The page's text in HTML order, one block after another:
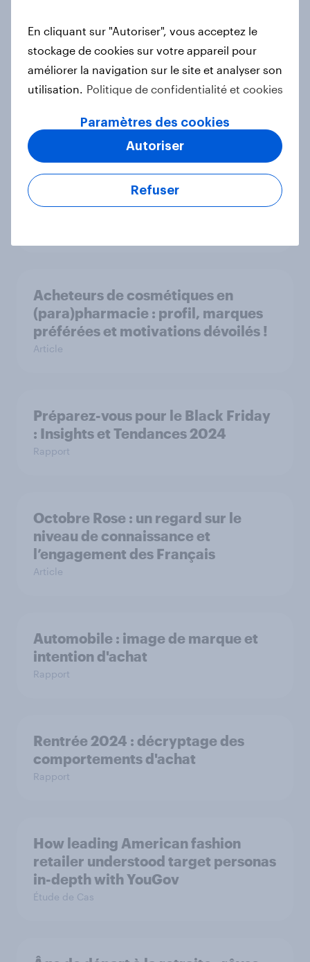
hypermarchés
Article
connaître
JO 2024 : l'heure du bilan
Acheteurs de cosmétiques en
(para)pharmacie : profil, marques
préférées et motivations dévoilés !
Article
Préparez-vous pour le Black Friday
: Insights et Tendances 2024
Rapport
Octobre Rose : un regard sur le
niveau de connaissance et
l’engagement des Français
Article
Automobile : image de marque et
intention d'achat
Rapport
Rentrée 2024 : décryptage des
comportements d'achat
Rapport
How leading American fashion
retailer understood target personas
in-depth with YouGov
Étude de Cas
En cliquant sur "Autoriser", vous acceptez le
stockage de cookies sur votre appareil pour
améliorer la navigation sur le site et analyser son
utilisation. Politique de confidentialité et cookies
Paramètres des cookies
Refuser
Autoriser